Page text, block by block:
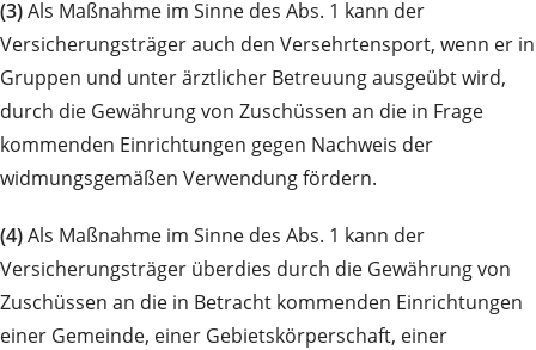
(3)Als Maßnahme im Sinne des Abs. 1 kann der
Versicherungsträger auch den Versehrtensport, wenn er in
Gruppen und unter ärztlicher Betreuung ausgeübt wird,
durch die Gewährung von Zuschüssen an die in Frage
kommenden Einrichtungen gegen Nachweis der
widmungsgemäßen Verwendung fördern.
(4)Als Maßnahme im Sinne des Abs. 1 kann der
Versicherungsträger überdies durch die Gewährung von
Zuschüssen an die in Betracht kommenden Einrichtungen
einer Gemeinde, einer Gebietskörperschaft, einer